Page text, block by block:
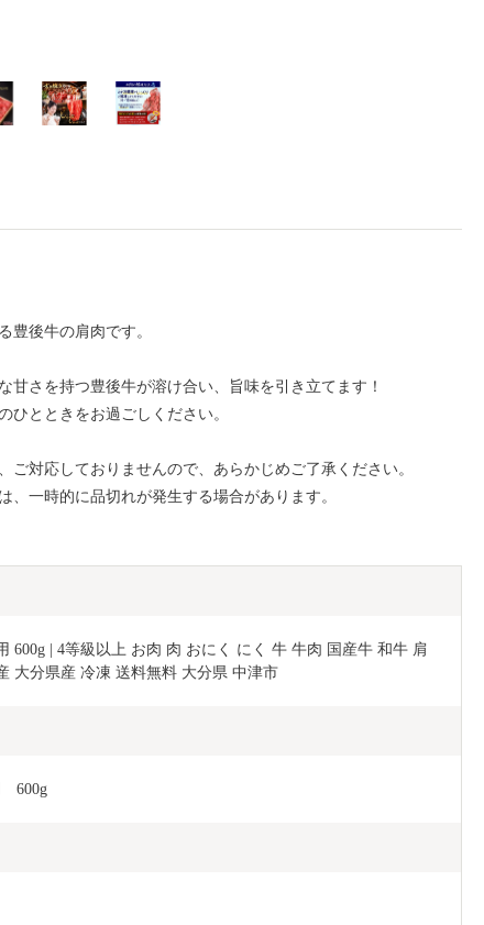
豊後牛の肩肉です。
甘さを持つ豊後牛が溶け合い、旨味を引き立てます！
ひとときをお過ごしください。
ご対応しておりませんので、あらかじめご了承ください。
、一時的に品切れが発生する場合があります。
600g | 4等級以上 お肉 肉 おにく にく 牛 牛肉 国産牛 和牛 肩
大分県産 冷凍 送料無料 大分県 中津市
600g